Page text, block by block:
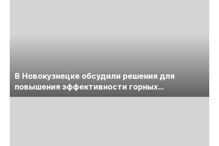
В Новокузнецке обсудили решения для
повышения эффективности горных
предприятий